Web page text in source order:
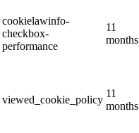
cookielawinfo-
checkbox-
performance
11
months
viewed_cookie_policy
11
months